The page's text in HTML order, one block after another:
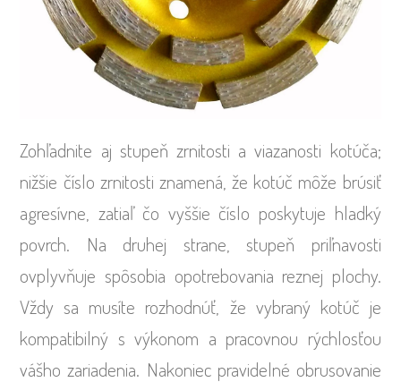
Zohľadnite aj stupeň zrnitosti a viazanosti kotúča;
nižšie číslo zrnitosti znamená, že kotúč môže brúsiť
agresívne, zatiaľ čo vyššie číslo poskytuje hladký
povrch. Na druhej strane, stupeň priľnavosti
ovplyvňuje spôsobia opotrebovania reznej plochy.
Vždy sa musíte rozhodnúť, že vybraný kotúč je
kompatibilný s výkonom a pracovnou rýchlosťou
vášho zariadenia. Nakoniec pravidelné obrusovanie